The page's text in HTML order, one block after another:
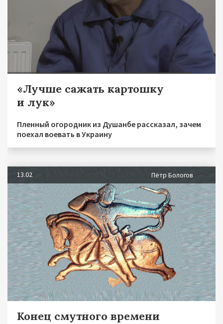
«Лучше сажать картошку
и лук»
Пленный огородник из Душанбе рассказал, зачем
поехал воевать в Украину
13.02 Пётр Бологов
Конец смутного времени